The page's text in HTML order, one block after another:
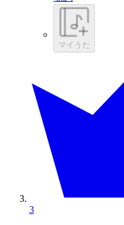
マイうた
3